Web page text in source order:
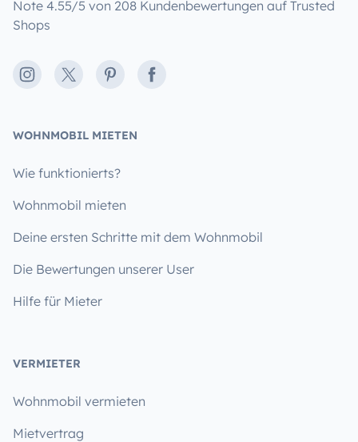
Note 4.55/5 von 208 Kundenbewertungen auf Trusted
Shops
Instagram
X PinterestFacebook
WOHNMOBIL MIETEN
Wie funktionierts?
Wohnmobil mieten
Deine ersten Schritte mit dem Wohnmobil
Die Bewertungen unserer User
Hilfe für Mieter
VERMIETER
Wohnmobil vermieten
Mietvertrag